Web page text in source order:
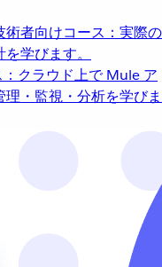
術者向けコース：実際の
学びます。
クラウド上で Mule ア
・監視・分析を学びま